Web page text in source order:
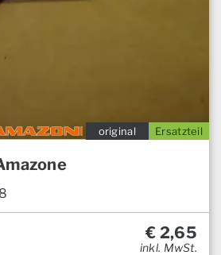
Ersatzteil
original
€ 2,65
inkl. MwSt.